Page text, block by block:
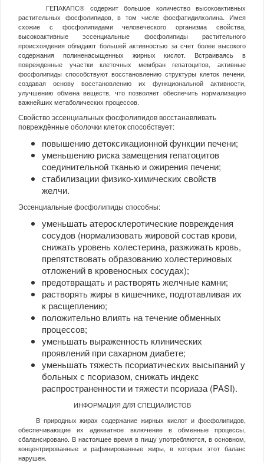
ГЕПАКАПС® содержит большое количество высокоактивных
растительных фосфолипидов, в том числе фосфатидилхолина. Имея
схожие с фосфолипидами человеческого организма свойства,
высокоактивные эссенциальные фосфолипиды растительного
происхождения обладают большей активностью за счет более высокого
содержания полиненасыщенных жирных кислот. Встраиваясь в
поврежденные участки клеточных мембран гепатоцитов, активные
фосфолипиды способствуют восстановлению структуры клеток печени,
создавая основу восстановлению их функциональной активности,
улучшению обмена веществ, что позволяет обеспечить нормализацию
важнейших метаболических процессов.
Свойство эссенциальных фосфолипидов восстанавливать
повреждённые оболочки клеток способствует:
повышению детоксикационной функции печени;
уменьшению риска замещения гепатоцитов
соединительной тканью и ожирения печени;
стабилизации физико-химических свойств
желчи.
Эссенциальные фосфолипиды способны:
уменьшать атеросклеротические повреждения
сосудов (нормализовать жировой состав крови,
снижать уровень холестерина, разжижать кровь,
препятствовать образованию холестериновых
отложений в кровеносных сосудах);
предотвращать и растворять желчные камни;
растворять жиры в кишечнике, подготавливая их
к расщеплению;
положительно влиять на течение обменных
процессов;
уменьшать выраженность клинических
проявлений при сахарном диабете;
уменьшать тяжесть псориатических высыпаний у
больных с псориазом, снижать индекс
распространенности и тяжести псориаза (PASI).
ИНФОРМАЦИЯ ДЛЯ СПЕЦИАЛИСТОВ
В природных жирах содержание жирных кислот и фосфолипидов,
обеспечивающие их адекватное включение в обменные процессы,
сбалансировано. В настоящее время в пищу употребляются, в основном,
концентрированные и рафинированные жиры, в которых этот баланс
нарушен.